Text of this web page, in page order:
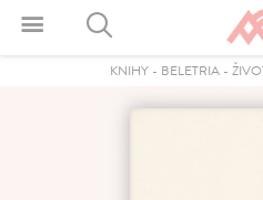
KNIHY - BELETRIA -